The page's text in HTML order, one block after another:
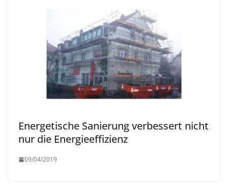
Energetische Sanierung verbessert nicht
nur die Energieeffizienz
09/04/2019